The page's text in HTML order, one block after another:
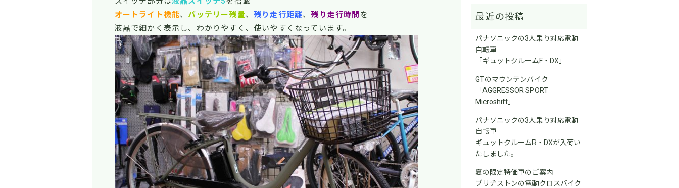
オートライト機能、 バッテリー残量、 残り走行距離、残り走行時間 を
液晶で細かく表示し、わかりやすく、使いやすくなっています。
パナソニックの3人乗り対応電動
自転車
「ギュットクルームF・DX」
GTのマウンテンバイク
「AGGRESSOR SPORT
Microshift」
パナソニックの3人乗り対応電動
自転車
ギュットクルームR・DXが入荷い
たしました。
夏の限定特価車のご案内
ブリヂストンの電動クロスバイク